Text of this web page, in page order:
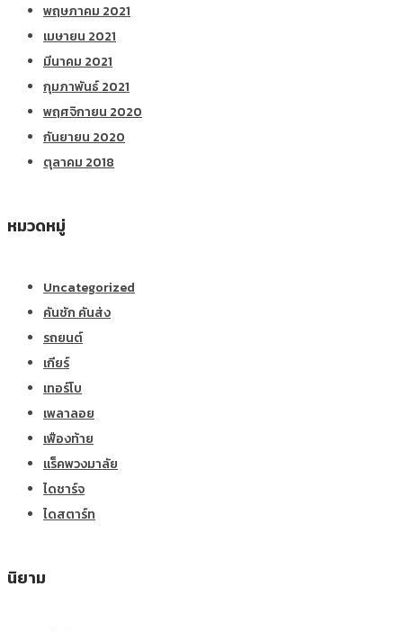
พฤษภาคม 2021
เมษายน 2021
มีนาคม 2021
กุมภาพันธ์ 2021
พฤศจิกายน 2020
กันยายน 2020
ตุลาคม 2018
หมวดหมู่
Uncategorized
คันชัก คันส่ง
รถยนต์
เกียร์
เทอร์โบ
เพลาลอย
เฟืองท้าย
แร็คพวงมาลัย
ไดชาร์จ
ไดสตาร์ท
นิยาม